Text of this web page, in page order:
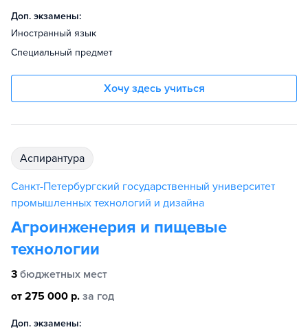
Доп. экзамены:
Иностранный язык
Специальный предмет
Хочу здесь учиться
аспирантура
Санкт-Петербургский государственный университет
промышленных технологий и дизайна
Агроинженерия и пищевые
технологии
3 бюджетных мест
от 275 000 р. за год
Доп. экзамены: